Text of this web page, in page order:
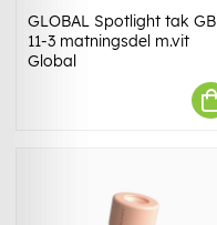
GLOBAL Spotlight tak GB
11-3 matningsdel m.vit
Global